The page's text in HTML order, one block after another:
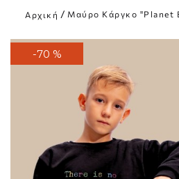
Αρχική Μαύρο Κάργκο "Planet
-70 %